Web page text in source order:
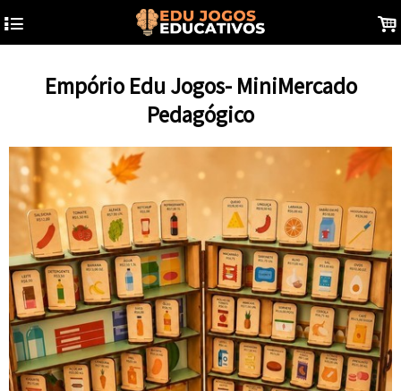
4 .
Empório Edu Jogos- MiniMercado
Pedagógico